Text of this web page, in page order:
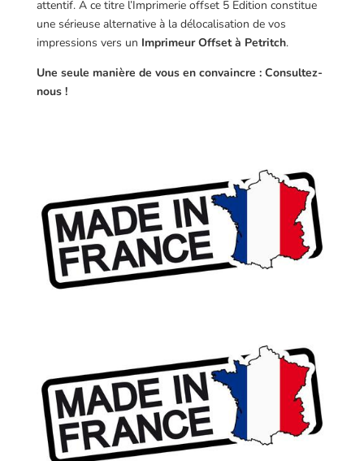
attentif. A ce titre l’Imprimerie offset 5 Edition constitue
une sérieuse alternative à la délocalisation de vos
impressions vers un Imprimeur Offset à Petritch.
Une seule manière de vous en convaincre : Consultez-
nous !